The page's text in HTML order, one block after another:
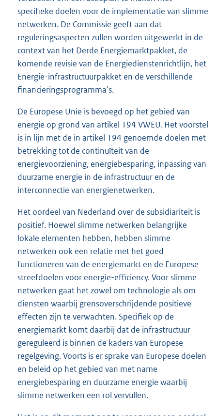
specifieke doelen voor de implementatie van slimme
netwerken. De Commissie geeft aan dat
reguleringsaspecten zullen worden uitgewerkt in de
context van het Derde Energiemarktpakket, de
komende revisie van de Energiedienstenrichtlijn, het
Energie-infrastructuurpakket en de verschillende
financieringsprogramma’s.
De Europese Unie is bevoegd op het gebied van
energie op grond van artikel 194 VWEU. Het voorstel
is in lijn met de in artikel 194 genoemde doelen met
betrekking tot de continuïteit van de
energievoorziening, energiebesparing, inpassing van
duurzame energie in de infrastructuur en de
interconnectie van energienetwerken.
Het oordeel van Nederland over de subsidiariteit is
positief. Hoewel slimme netwerken belangrijke
lokale elementen hebben, hebben slimme
netwerken ook een relatie met het goed
functioneren van de energiemarkt en de Europese
streefdoelen voor energie-efficiency. Voor slimme
netwerken gaat het zowel om technologie als om
diensten waarbij grensoverschrijdende positieve
effecten zijn te verwachten. Specifiek op de
energiemarkt komt daarbij dat de infrastructuur
gereguleerd is binnen de kaders van Europese
regelgeving. Voorts is er sprake van Europese doelen
en beleid op het gebied van met name
energiebesparing en duurzame energie waarbij
slimme netwerken een rol vervullen.